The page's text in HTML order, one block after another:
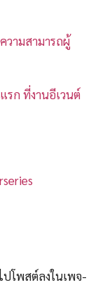
วามสามารถผู้
รก ที่งานอีเวนต์
โพสต์ลงในเพจ-